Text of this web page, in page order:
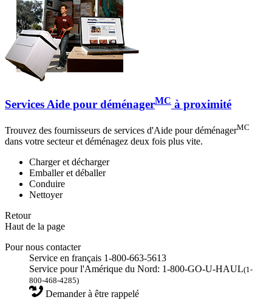
Services Aide pour déménagerMC à proximité
Trouvez des fournisseurs de services d'Aide pour déménagerMC
dans votre secteur et déménagez deux fois plus vite.
Charger et décharger
Emballer et déballer
Conduire
Nettoyer
Retour
Haut de la page
Pour nous contacter
Service en français 1-800-663-5613
Service pour l'Amérique du Nord: 1-800-GO-U-HAUL(1-
800-468-4285)
Demander à être rappelé